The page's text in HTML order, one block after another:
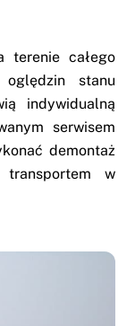
terenie całego
stanu
indywidualną
serwisem
demontaż
w